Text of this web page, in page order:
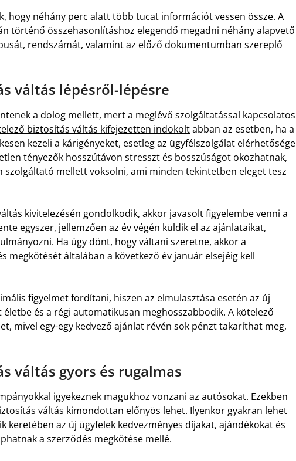
hogy néhány perc alatt több tucat információt vessen össze. A
történő összehasonlításhoz elegendő megadni néhány alapvető
rendszámát, valamint az előző dokumentumban szereplő
váltás lépésről-lépésre
a dolog mellett, mert a meglévő szolgáltatással kapcsolatos
biztosítás váltás kifejezetten indokoltabban az esetben, ha a
kezeli a kárigényeket, esetleg az ügyfélszolgálat elérhetősége
tényezők hosszútávon stresszt és bosszúságot okozhatnak,
szolgáltató mellett voksolni, ami minden tekintetben eleget tesz
kivitelezésén gondolkodik, akkor javasolt figyelembe venni a
egyszer, jellemzően az év végén küldik el az ajánlataikat,
Ha úgy dönt, hogy váltani szeretne, akkor a
megkötését általában a következő év január elsejéig kell
figyelmet fordítani, hiszen az elmulasztása esetén az új
és a régi automatikusan meghosszabbodik. A kötelező
mivel egy-egy kedvező ajánlat révén sok pénzt takaríthat meg,
váltás gyors és rugalmas
igyekeznek magukhoz vonzani az autósokat. Ezekben
váltás kimondottan előnyös lehet. Ilyenkor gyakran lehet
keretében az új ügyfelek kedvezményes díjakat, ajándékokat és
a szerződés megkötése mellé.